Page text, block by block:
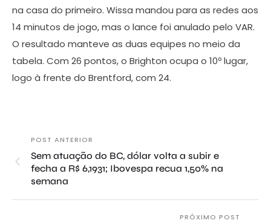
na casa do primeiro. Wissa mandou para as redes aos
14 minutos de jogo, mas o lance foi anulado pelo VAR.
O resultado manteve as duas equipes no meio da
tabela. Com 26 pontos, o Brighton ocupa o 10º lugar,
logo à frente do Brentford, com 24.
POST ANTERIOR
Sem atuação do BC, dólar volta a subir e
fecha a R$ 6,1931; Ibovespa recua 1,50% na
semana
PRÓXIMO POST